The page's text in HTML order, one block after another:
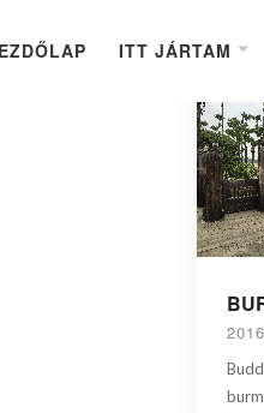
ITT JÁRTAM